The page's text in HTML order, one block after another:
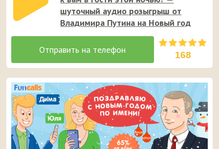
шуточный аудио розыгрыш от
Владимира Путина на Новый год
168